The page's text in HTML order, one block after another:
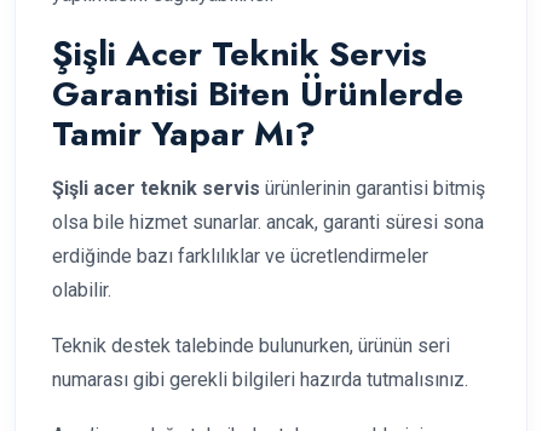
Şişli Acer Teknik Servis
Garantisi Biten Ürünlerde
Tamir Yapar Mı?
Şişli acer teknik servis ürünlerinin garantisi bitmiş
olsa bile hizmet sunarlar. ancak, garanti süresi sona
erdiğinde bazı farklılıklar ve ücretlendirmeler
olabilir.
Teknik destek talebinde bulunurken, ürünün seri
numarası gibi gerekli bilgileri hazırda tutmalısınız.